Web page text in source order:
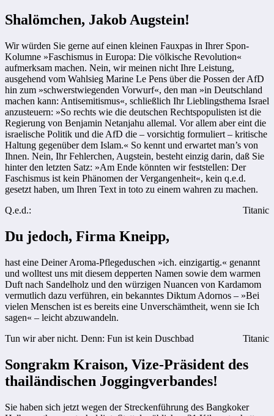
Shalömchen, Jakob Augstein!
Wir würden Sie gerne auf einen kleinen Fauxpas in Ihrer Spon-
Kolumne »Faschismus in Europa: Die völkische Revolution«
aufmerksam machen. Nein, wir meinen nicht Ihre Leistung,
ausgehend vom Wahlsieg Marine Le Pens über die Possen der AfD
hin zum »schwerstwiegenden Vorwurf«, den man »in Deutschland
machen kann: Antisemitismus«, schließlich Ihr Lieblingsthema Israel
anzusteuern: »So rechts wie die deutschen Rechtspopulisten ist die
Regierung von Benjamin Netanjahu allemal. Vor allem aber eint die
israelische Politik und die AfD die – vorsichtig formuliert – kritische
Haltung gegenüber dem Islam.« So kennt und erwartet man’s von
Ihnen. Nein, Ihr Fehlerchen, Augstein, besteht einzig darin, daß Sie
hinter den letzten Satz: »Am Ende könnten wir feststellen: Der
Faschismus ist kein Phänomen der Vergangenheit«, kein q.e.d.
gesetzt haben, um Ihren Text in toto zu einem wahren zu machen.
Q.e.d.:
Titanic
Du jedoch, Firma Kneipp,
hast eine Deiner Aroma-Pflegeduschen »ich. einzigartig.« genannt
und wolltest uns mit diesem depperten Namen sowie dem warmen
Duft nach Sandelholz und den würzigen Nuancen von Kardamom
vermutlich dazu verführen, ein bekanntes Diktum Adornos – »Bei
vielen Menschen ist es bereits eine Unverschämtheit, wenn sie Ich
sagen« – leicht abzuwandeln.
Tun wir aber nicht. Denn: Fun ist kein Duschbad
Titanic
Songrakm Kraison, Vize-Präsident des
thailändischen Joggingverbandes!
Sie haben sich jetzt wegen der Streckenführung des Bangkoker